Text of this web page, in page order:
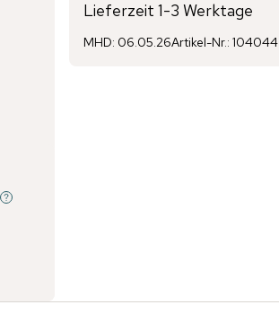
Lieferzeit 1-3 Werktage
MHD: 06.05.26Artikel-Nr.: 104044